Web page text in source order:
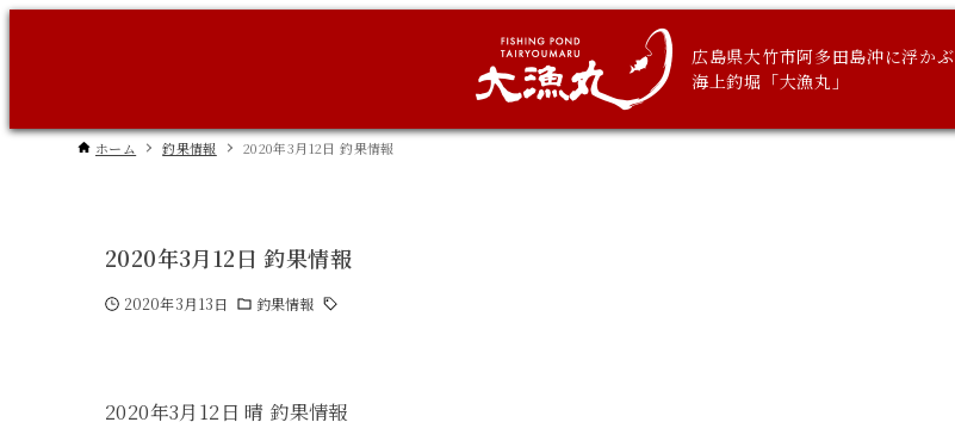
広島県大竹市阿多田島沖に浮かぶ
海上釣堀「大漁丸」
ホーム 釣果情報 2020年3月12日 釣果情報
2020年3月12日 釣果情報
2020年3月13日 釣果情報
2020年3月12日 晴 釣果情報